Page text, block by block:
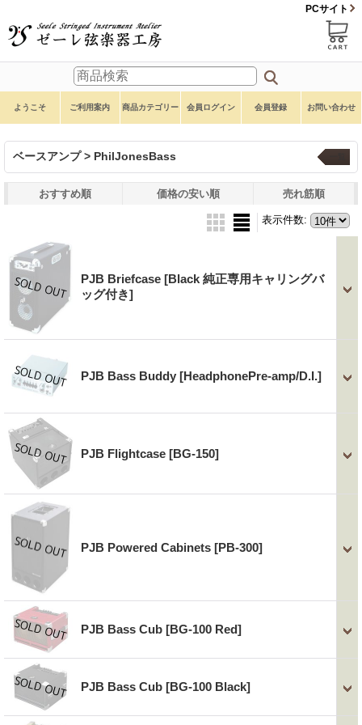
PCサイト
ようこそ ご利用案内 商品カテゴリー 会員ログイン 会員登録 お問い合わせ
ベースアンプ > PhilJonesBass
おすすめ順 価格の安い順 売れ筋順
表示件数:
PJB Briefcase [Black 純正専用キャリングバ
ッグ付き]
PJB Bass Buddy [HeadphonePre-amp/D.I.]
PJB Flightcase [BG-150]
PJB Powered Cabinets [PB-300]
PJB Bass Cub [BG-100 Red]
PJB Bass Cub [BG-100 Black]